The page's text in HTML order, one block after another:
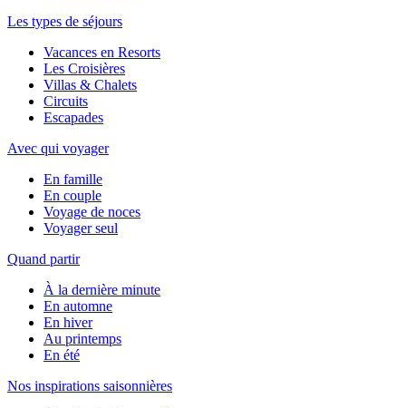
Les types de séjours
Vacances en Resorts
Les Croisières
Villas & Chalets
Circuits
Escapades
Avec qui voyager
En famille
En couple
Voyage de noces
Voyager seul
Quand partir
À la dernière minute
En automne
En hiver
Au printemps
En été
Nos inspirations saisonnières